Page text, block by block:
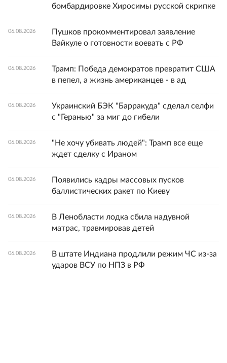
бомбардировке Хиросимы русской скрипке
06.08.2026
Пушков прокомментировал заявление
Вайкуле о готовности воевать с РФ
06.08.2026
Трамп: Победа демократов превратит США
в пепел, а жизнь американцев - в ад
06.08.2026
Украинский БЭК "Барракуда" сделал селфи
с "Геранью" за миг до гибели
06.08.2026
"Не хочу убивать людей": Трамп все еще
ждет сделку с Ираном
06.08.2026
Появились кадры массовых пусков
баллистических ракет по Киеву
06.08.2026
В Ленобласти лодка сбила надувной
матрас, травмировав детей
06.08.2026
В штате Индиана продлили режим ЧС из-за
ударов ВСУ по НПЗ в РФ